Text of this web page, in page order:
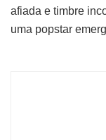
afiada e timbre
uma popstar